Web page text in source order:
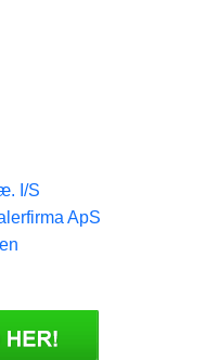
I/S
ApS